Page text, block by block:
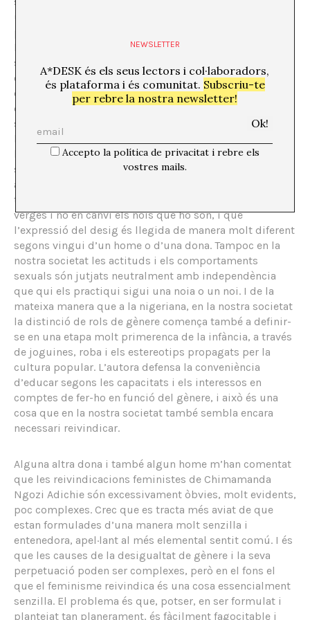
una cosa massa òbvia, però les estadístiques sobre el
percentatge de dones que redueixen la seva jornada
laboral o que deixen el seu treball després de tenir fills
sembla indicar que no ho és tant, sobretot si es
comparen amb el reduïdíssim percentatge d’homes
que ho fan al seu lloc. Explica també que a Nigèria els
diners estan associats a la masculinitat, i que sempre
s’espera (fins i tot per part de les dones) que sigui
l’home qui pagui. Encara que podem reconèixer-nos
lluny d’aquests plantejaments, he comprovat com
sovint en un restaurant el compte és lliurat per defecte
al meu acompanyant masculí. Ngzozi Adichie explica
també que en la societat nigeriana s’elogia a les noies
verges i no en canvi els nois que ho són, i que
l’expressió del desig és llegida de manera molt diferent
segons vingui d’un home o d’una dona. Tampoc en la
nostra societat les actituds i els comportaments
sexuals són jutjats neutralment amb independència
que qui els practiqui sigui una noia o un noi. I de la
mateixa manera que a la nigeriana, en la nostra societat
la distinció de rols de gènere comença també a definir-
se en una etapa molt primerenca de la infància, a través
de joguines, roba i els estereotips propagats per la
cultura popular. L’autora defensa la conveniència
d’educar segons les capacitats i els interessos en
comptes de fer-ho en funció del gènere, i això és una
cosa que en la nostra societat també sembla encara
necessari reivindicar.
Alguna altra dona i també algun home m’han comentat
que les reivindicacions feministes de Chimamanda
Ngozi Adichie són excessivament òbvies, molt evidents,
poc complexes. Crec que es tracta més aviat de que
estan formulades d’una manera molt senzilla i
entenedora, apel·lant al més elemental sentit comú. I és
que les causes de la desigualtat de gènere i la seva
perpetuació poden ser complexes, però en el fons el
que el feminisme reivindica és una cosa essencialment
senzilla. El problema és que, potser, en ser formulat i
plantejat tan planerament, és fàcilment fagocitable i
NEWSLETTER
A*DESK és els seus lectors i col·laboradors,
és plataforma i és comunitat. Subscriu-te
per rebre la nostra newsletter!
Accepto la política de privacitat i rebre els
vostres mails.